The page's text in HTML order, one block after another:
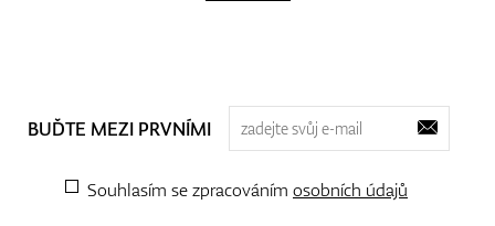
BUĎTE MEZI PRVNÍMI
Souhlasím se zpracováním osobních údajů